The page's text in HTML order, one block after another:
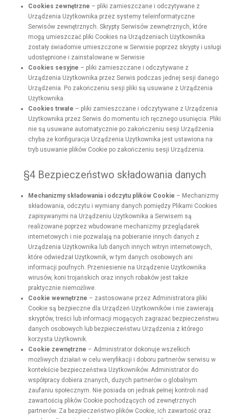
Cookies zewnętrzne – pliki zamieszczane i odczytywane z
Urządzenia Użytkownika przez systemy teleinformatyczne
Serwisów zewnętrznych. Skrypty Serwisów zewnętrznych, które
mogą umieszczać pliki Cookies na Urządzeniach Użytkownika
zostały świadomie umieszczone w Serwisie poprzez skrypty i usługi
udostępnione i zainstalowane w Serwisie
Cookies sesyjne – pliki zamieszczane i odczytywane z
Urządzenia Użytkownika przez Serwis podczas jednej sesji danego
Urządzenia. Po zakończeniu sesji pliki są usuwane z Urządzenia
Użytkownika.
Cookies trwałe – pliki zamieszczane i odczytywane z Urządzenia
Użytkownika przez Serwis do momentu ich ręcznego usunięcia. Pliki
nie są usuwane automatycznie po zakończeniu sesji Urządzenia
chyba że konfiguracja Urządzenia Użytkownika jest ustawiona na
tryb usuwanie plików Cookie po zakończeniu sesji Urządzenia.
§4 Bezpieczeństwo składowania danych
Mechanizmy składowania i odczytu plików Cookie – Mechanizmy
składowania, odczytu i wymiany danych pomiędzy Plikami Cookies
zapisywanymi na Urządzeniu Użytkownika a Serwisem są
realizowane poprzez wbudowane mechanizmy przeglądarek
internetowych i nie pozwalają na pobieranie innych danych z
Urządzenia Użytkownika lub danych innych witryn internetowych,
które odwiedzał Użytkownik, w tym danych osobowych ani
informacji poufnych. Przeniesienie na Urządzenie Użytkownika
wirusów, koni trojańskich oraz innych robaków jest także
praktycznie niemożliwe.
Cookie wewnętrzne – zastosowane przez Administratora pliki
Cookie są bezpieczne dla Urządzeń Użytkowników i nie zawierają
skryptów, treści lub informacji mogących zagrażać bezpieczeństwu
danych osobowych lub bezpieczeństwu Urządzenia z którego
korzysta Użytkownik.
Cookie zewnętrzne – Administrator dokonuje wszelkich
możliwych działań w celu weryfikacji i doboru partnerów serwisu w
kontekście bezpieczeństwa Użytkowników. Administrator do
współpracy dobiera znanych, dużych partnerów o globalnym
zaufaniu społecznym. Nie posiada on jednak pełnej kontroli nad
zawartością plików Cookie pochodzących od zewnętrznych
partnerów. Za bezpieczeństwo plików Cookie, ich zawartość oraz